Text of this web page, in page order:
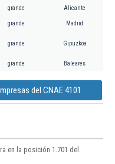
grande Alicante
grande Madrid
grande Gipuzkoa
grande Baleares
del CNAE 4101
en la posición 1.701 del